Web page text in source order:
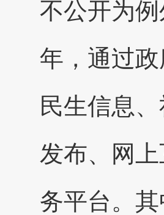
不公开为
年，通过
民生信息
发布、网
务平台。